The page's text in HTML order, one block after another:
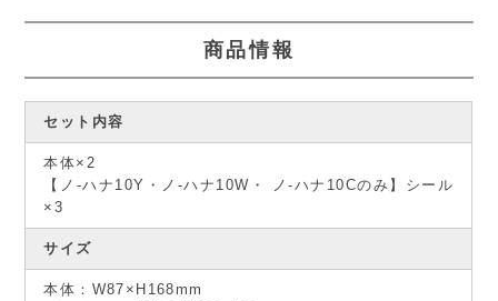
商品情報
セット内容
本体×2
【ノ-ハナ10Y・ノ-ハナ10W・ ノ-ハナ10Cのみ】シール
×3
サイズ
本体：W87×H168mm